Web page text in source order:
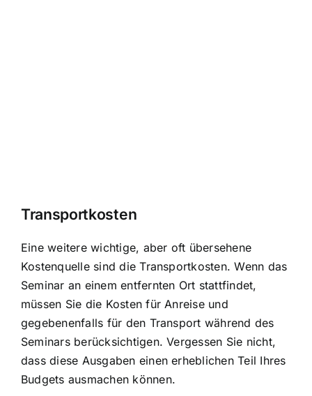
Transportkosten
Eine weitere wichtige, aber oft übersehene
Kostenquelle sind die Transportkosten. Wenn das
Seminar an einem entfernten Ort stattfindet,
müssen Sie die Kosten für Anreise und
gegebenenfalls für den Transport während des
Seminars berücksichtigen. Vergessen Sie nicht,
dass diese Ausgaben einen erheblichen Teil Ihres
Budgets ausmachen können.